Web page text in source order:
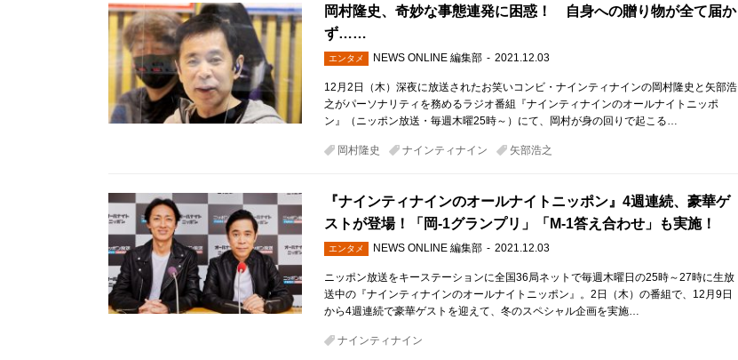
岡村隆史、奇妙な事態連発に困惑！ 自身への贈り物が全て届か
ず……
エンタメ NEWS ONLINE 編集部 2021.12.03
12月2日（木）深夜に放送されたお笑いコンビ・ナインティナインの岡村隆史と矢部浩
之がパーソナリティを務めるラジオ番組『ナインティナインのオールナイトニッポ
ン』（ニッポン放送・毎週木曜25時～）にて、岡村が身の回りで起こる…
岡村隆史 ナインティナイン 矢部浩之
『ナインティナインのオールナイトニッポン』4週連続、豪華ゲ
ストが登場！「岡-1グランプリ」「M-1答え合わせ」も実施！
エンタメ NEWS ONLINE 編集部 2021.12.03
ニッポン放送をキーステーションに全国36局ネットで毎週木曜日の25時～27時に生放
送中の『ナインティナインのオールナイトニッポン』。2日（木）の番組で、12月9日
から4週連続で豪華ゲストを迎えて、冬のスペシャル企画を実施…
ナインティナイン